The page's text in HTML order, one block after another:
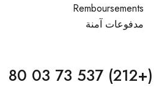
Remboursements
مدفوعات آمنة
(+212) 537 73 03 80